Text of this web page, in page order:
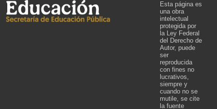
Esta página es
una obra
intelectual
protegida por
la Ley Federal
del Derecho de
Autor, puede
ser
reproducida
con fines no
lucrativos,
siempre y
cuando no se
mutile, se cite
la fuente